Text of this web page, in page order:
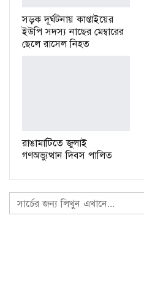
সড়ক দূর্ঘটনায় কাপ্তাইয়ের
ইউপি সদস্য নাছের মেম্বারের
ছেলে রাসেল নিহত
রাঙামাটিতে জুলাই
গণঅভ্যুত্থান দিবস পালিত